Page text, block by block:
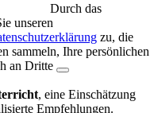
Durch das
unseren
zu, die
sammeln, Ihre persönlichen
an Dritte
, eine Einschätzung
Empfehlungen.